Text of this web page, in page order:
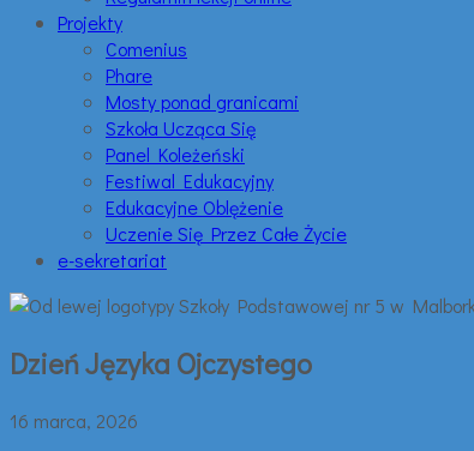
Projekty
Comenius
Phare
Mosty ponad granicami
Szkoła Ucząca Się
Panel Koleżeński
Festiwal Edukacyjny
Edukacyjne Oblężenie
Uczenie Się Przez Całe Życie
e-sekretariat
Dzień Języka Ojczystego
16 marca, 2026